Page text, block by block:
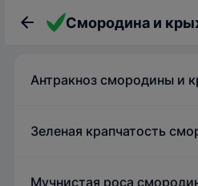
Смородина и
Антракноз смородины и
Зеленая крапчатость
Мучнистая роса